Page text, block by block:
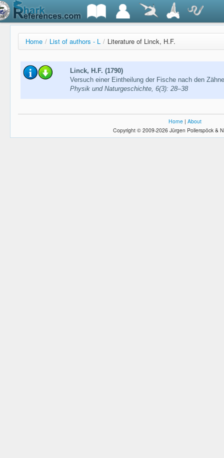
Home / List of authors - L / Literature of Linck, H.F.
Linck, H.F. (1790)
Versuch einer Eintheilung der Fische nach den
Physik und Naturgeschichte, 6(3): 28–38
Home | About
Copyright © 2009-2026 Jürgen Pollerspöck &